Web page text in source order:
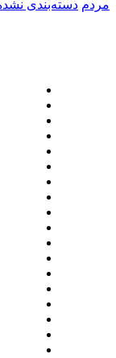
مردم دسته‌بندی نشده